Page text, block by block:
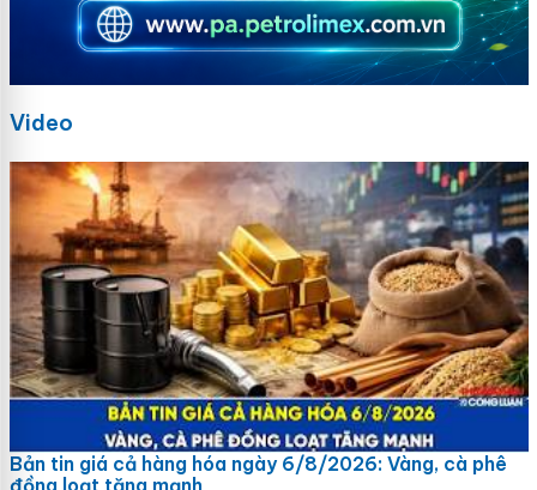
Video
Bản tin giá cả hàng hóa ngày 6/8/2026: Vàng, cà phê